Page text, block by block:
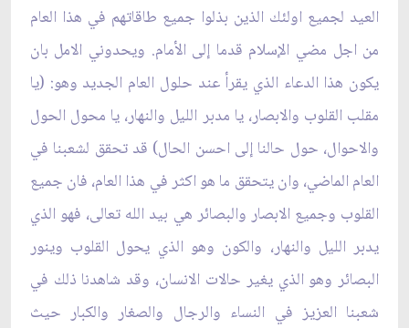
العيد لجميع اولئك الذين بذلوا جميع طاقاتهم في هذا العام
من اجل مضي الإسلام قدما إلى الأمام. ويحدوني الامل بان
يكون هذا الدعاء الذي يقرأ عند حلول العام الجديد وهو: (يا
مقلب القلوب والابصار، يا مدبر الليل والنهار، يا محول الحول
والاحوال، حول حالنا إلى احسن الحال) قد تحقق لشعبنا في
العام الماضي، وان يتحقق ما هو اكثر في هذا العام، فان جميع
القلوب وجميع الابصار والبصائر هي بيد الله تعالى، فهو الذي
يدبر الليل والنهار، والكون وهو الذي يحول القلوب وينور
البصائر وهو الذي يغير حالات الانسان، وقد شاهدنا ذلك في
شعبنا العزيز في النساء والرجال والصغار والكبار حيث